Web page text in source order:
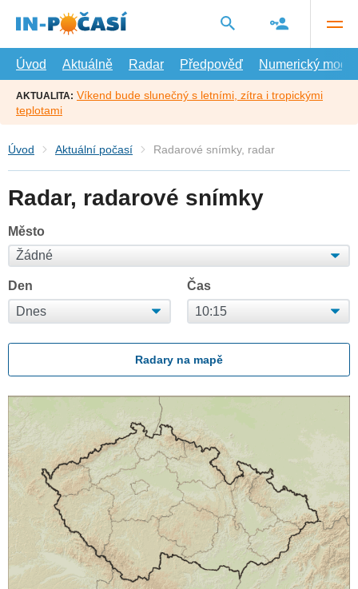
hlavní
Úvod
Aktuálně Radar Předpověď Numerický model
AKTUALITA: Víkend bude slunečný s letními, zítra i tropickými
teplotami
Úvod Aktuální počasí Radarové snímky, radar
Radar, radarové snímky
Město
Den Čas
Radary na mapě